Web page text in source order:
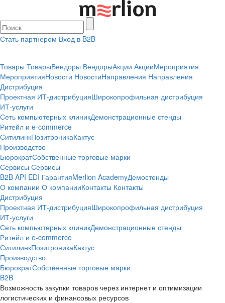
Стать партнером Вход в B2B
Товары ТоварыВендоры ВендорыАкции АкцииМероприятия
МероприятияНовости НовостиНаправления Направления
Дистрибуция
Проектная ИТ-дистрибуцияШирокопрофильная дистрибуция
ИТ-услуги
Сеть компьютерных клиникДемонстрационные стенды
Ритейл и e-commerce
СитилинкПозитроникаКактус
Производство
БюрократСобственные торговые марки
Сервисы Сервисы
B2B API EDI ГарантияMerlion AcademyДемостенды
О компании О компанииКонтакты Контакты
Дистрибуция
Проектная ИТ-дистрибуцияШирокопрофильная дистрибуция
ИТ-услуги
Сеть компьютерных клиникДемонстрационные стенды
Ритейл и e-commerce
СитилинкПозитроникаКактус
Производство
БюрократСобственные торговые марки
B2B
Возможность закупки товаров через интернет и оптимизации
логистических и финансовых ресурсов